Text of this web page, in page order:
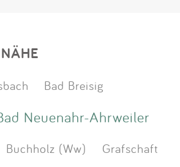
Bad Breisig
Neuenahr-Ahrweiler
Buchholz (Ww)
Grafschaft